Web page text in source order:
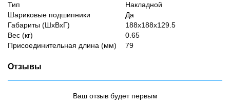
Тип
Накладной
Шариковые подшипники
Да
Габариты (ШхВхГ)
188x188x129.5
Вес (кг)
0.65
Присоединительная длина (мм)
79
Отзывы
Ваш отзыв будет первым